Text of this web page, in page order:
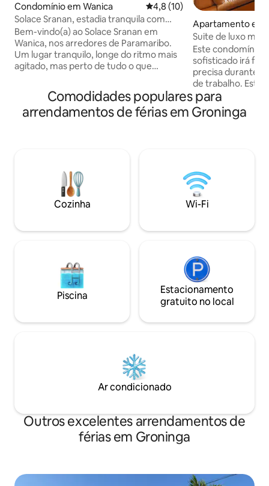
Condomínio em Wanica Classificação média de 4,8
4,8 (10)
Solace Sranan, estadia tranquila com
espaço de trabalho
Bem-vindo(a) ao Solace Sranan em
Wanica, nos arredores de Paramaribo.
Um lugar tranquilo, longe do ritmo mais
agitado, mas perto de tudo o que
quartos com ar condicionado, uma sala
de estar luminosa e uma cozinha. A
mesa de jantar também funciona como
e um terraço traseiro, máquina de lavar
roupa e ventiladores adicionais
proporcionam conforto. Ideal para
estadias mais longas, uma workation ou
Apartamento em
Suite de luxo
Negócios e lazer
Este condomínio
sofisticado irá
precisa durante
de trabalho. Este
concebido para
fácil: uma casa
apartamento
toalhas de
cozinha
rápida para as
trabalho a partir
Comodidades populares para
arrendamentos de férias em Groninga
Cozinha Wi-Fi
Piscina
Estacionamento
gratuito no local
Ar condicionado
Outros excelentes arrendamentos de
férias em Groninga